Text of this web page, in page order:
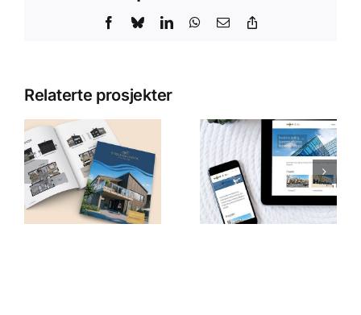
Facebook
BlueskyLinkedInWhatsApp
E-
Relaterte prosjekter
Sørco AS
Pan
Jewelry
Materiell
H19